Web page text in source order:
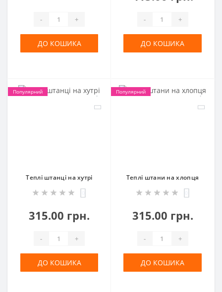
- +
ДО КОШИКА
- +
ДО КОШИКА
Популярний
Теплі штанці на хутрі
315.00 грн.
- +
ДО КОШИКА
Популярний
Теплі штани на хлопця
315.00 грн.
- +
ДО КОШИКА